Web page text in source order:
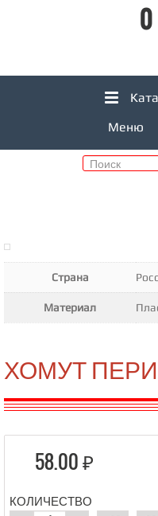
0
Меню
Страна
Материал
ХОМУТ
58.00 ₽
КОЛИЧЕСТВО